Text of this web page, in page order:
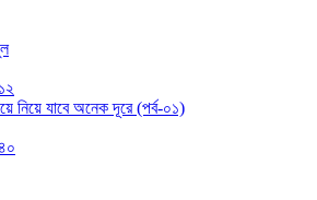
নিয়ে যাবে অনেক দূরে (পর্ব-০১)